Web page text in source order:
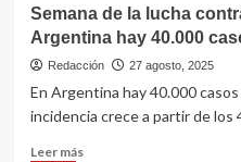
principal
causa
de
muerte
Argentina
Semana de la lucha
Argentina hay 40.000
Redacción 27 agosto, 2025
En Argentina hay 40.000
incidencia crece a partir de los
Leer másLeer